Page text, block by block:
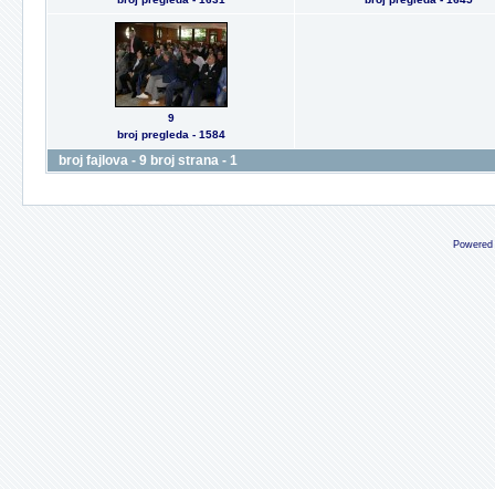
9
broj pregleda - 1584
broj fajlova - 9 broj strana - 1